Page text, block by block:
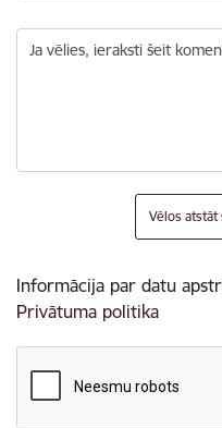
Ja vēlies, ieraksti šeit
Vēlos atstāt
Informācija par datu
Privātuma politika